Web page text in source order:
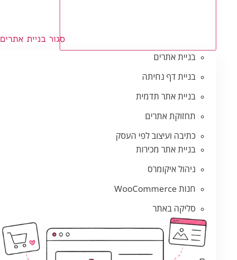
סגור בניית אתרים
בניית אתרים
בניית דף נחיתה
בניית אתר תדמית
תחזוקת אתרים
כתיבה ועיצוב לפי העסק
בניית אתר מכירות
ניהול איקומרס
חנות WooCommerce
סליקה באתר